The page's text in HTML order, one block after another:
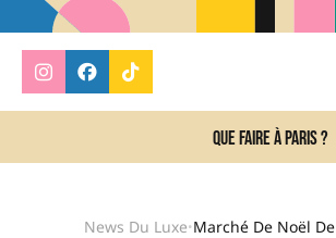
Que faire à Paris ?
News Du Luxe•